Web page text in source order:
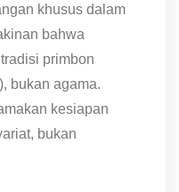
khusus dalam
bahwa
primbon
bukan agama.
kesiapan
bukan